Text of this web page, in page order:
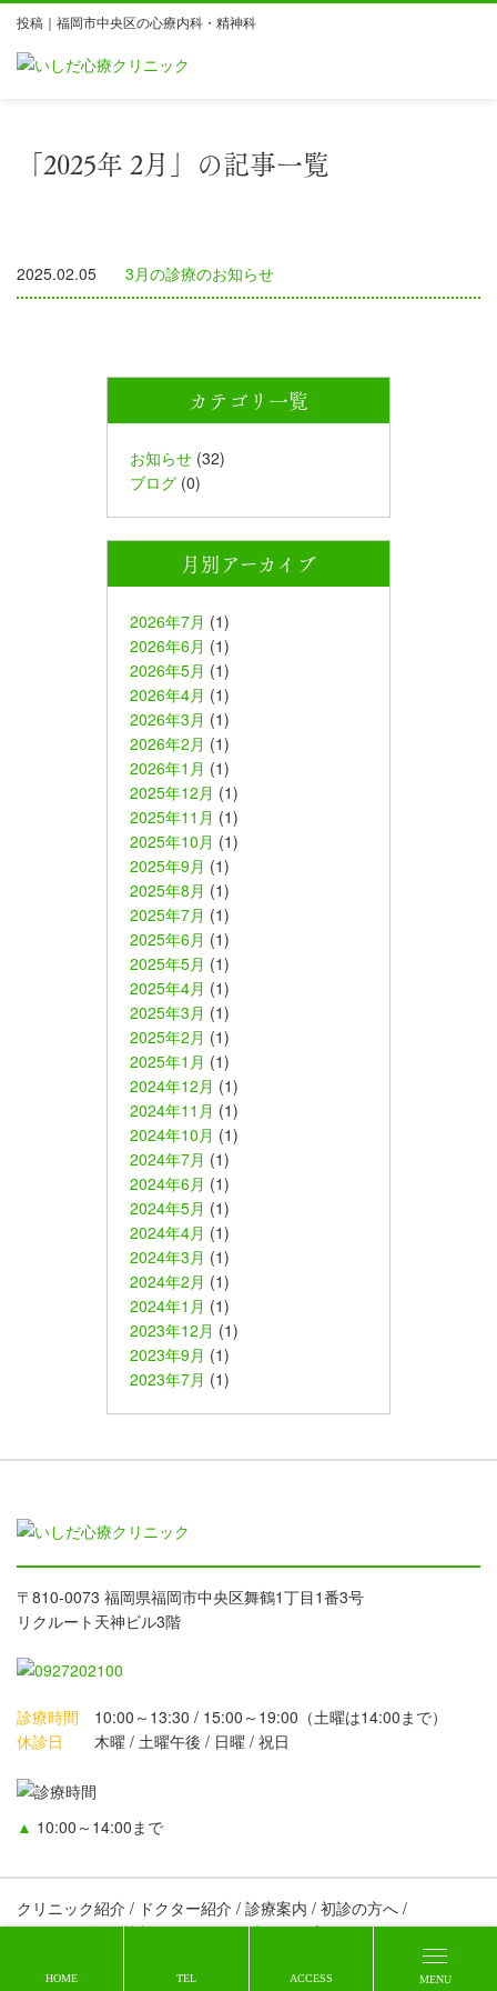
投稿｜福岡市中央区の心療内科・精神科
HOME TEL ACCESS MENU
「2025年 2月」の記事一覧
2025.02.05 3月の診療のお知らせ
カテゴリ一覧
お知らせ (32)
ブログ (0)
月別アーカイブ
2026年7月 (1)
2026年6月 (1)
2026年5月 (1)
2026年4月 (1)
2026年3月 (1)
2026年2月 (1)
2026年1月 (1)
2025年12月 (1)
2025年11月 (1)
2025年10月 (1)
2025年9月 (1)
2025年8月 (1)
2025年7月 (1)
2025年6月 (1)
2025年5月 (1)
2025年4月 (1)
2025年3月 (1)
2025年2月 (1)
2025年1月 (1)
2024年12月 (1)
2024年11月 (1)
2024年10月 (1)
2024年7月 (1)
2024年6月 (1)
2024年5月 (1)
2024年4月 (1)
2024年3月 (1)
2024年2月 (1)
2024年1月 (1)
2023年12月 (1)
2023年9月 (1)
2023年7月 (1)
〒810-0073 福岡県福岡市中央区舞鶴1丁目1番3号
リクルート天神ビル3階
診療時間
10:00～13:30 / 15:00～19:00（土曜は14:00まで）
休診日
木曜 / 土曜午後 / 日曜 / 祝日
▲ 10:00～14:00まで
クリニック紹介 ドクター紹介 診療案内
初診の方へ
アクセス 採用情報 お知らせ ブログ プライバシーポリシー
© 2017 いしだ心療クリニック.